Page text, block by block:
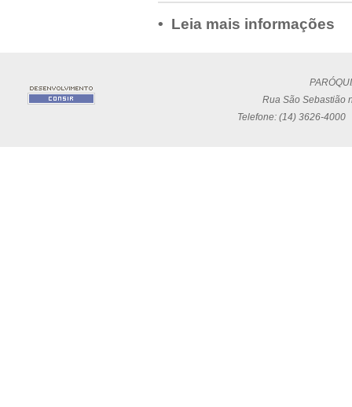
• Leia mais informações
Rua São Sebastião
Telefone: (14) 3626-